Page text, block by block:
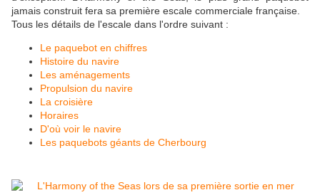
jamais construit fera sa première escale commerciale française.
Tous les détails de l'escale dans l'ordre suivant :
Le paquebot en chiffres
Histoire du navire
Les aménagements
Propulsion du navire
La croisière
Horaires
D'où voir le navire
Les paquebots géants de Cherbourg